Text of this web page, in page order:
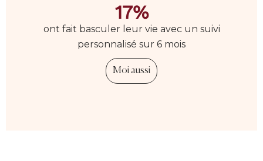
17%
ont fait basculer leur vie avec un suivi
personnalisé sur 6 mois
Moi aussi